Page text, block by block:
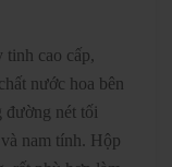
cao cấp,
nước hoa bên
đường nét tối
nam tính. Hộp